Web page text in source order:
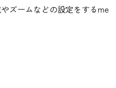
ズームなどの設定をするme